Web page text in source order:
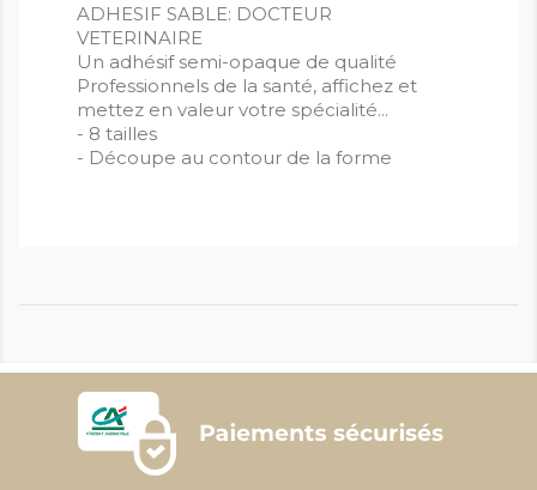
ADHESIF SABLE: DOCTEUR
VETERINAIRE
Un adhésif semi-opaque de qualité
Professionnels de la santé, affichez et
mettez en valeur votre spécialité...
- 8 tailles
- Découpe au contour de la forme